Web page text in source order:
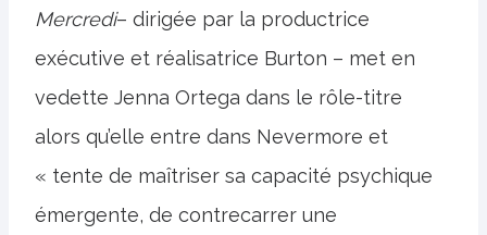
Mercredi– dirigée par la productrice
exécutive et réalisatrice Burton – met en
vedette Jenna Ortega dans le rôle-titre
alors qu’elle entre dans Nevermore et
« tente de maîtriser sa capacité psychique
émergente, de contrecarrer une